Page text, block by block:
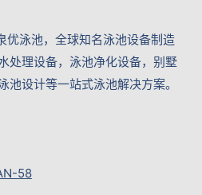
优泳池，全球知名泳池设备制造
处理设备，泳池净化设备，别墅
池设计等一站式泳池解决方案。
58